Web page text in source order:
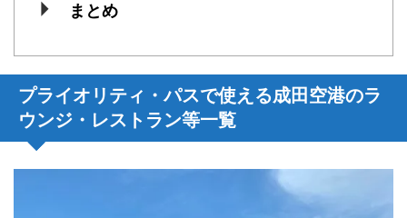
まとめ
プライオリティ・パスで使える成田空港のラ
ウンジ・レストラン等一覧